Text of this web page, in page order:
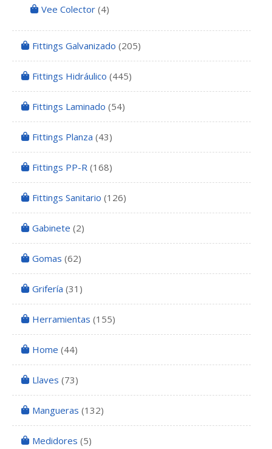
Vee Colector (4)
Fittings Galvanizado (205)
Fittings Hidráulico (445)
Fittings Laminado (54)
Fittings Planza (43)
Fittings PP-R (168)
Fittings Sanitario (126)
Gabinete (2)
Gomas (62)
Grifería (31)
Herramientas (155)
Home (44)
Llaves (73)
Mangueras (132)
Medidores (5)